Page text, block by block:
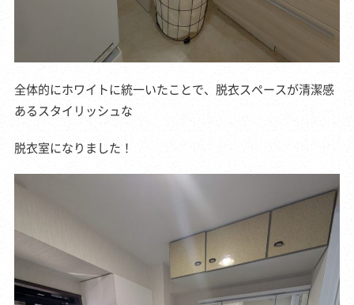
全体的にホワイトに統一いたことで、脱衣スペースが清潔感
あるスタイリッシュな
脱衣室になりました！